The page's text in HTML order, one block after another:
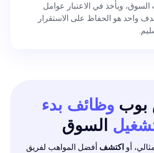
ويأخذ في الاعتبار عوامل
واحد هو الحفاظ على الاستقرار
بوبوظائف بدء
السوق
أو اكتشفأفضل المواهب لفريق